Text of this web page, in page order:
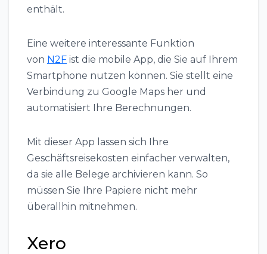
enthält.
Eine weitere interessante Funktion
von N2F ist die mobile App, die Sie auf Ihrem
Smartphone nutzen können. Sie stellt eine
Verbindung zu Google Maps her und
automatisiert Ihre Berechnungen.
Mit dieser App lassen sich Ihre
Geschäftsreisekosten einfacher verwalten,
da sie alle Belege archivieren kann. So
müssen Sie Ihre Papiere nicht mehr
überallhin mitnehmen.
Xero